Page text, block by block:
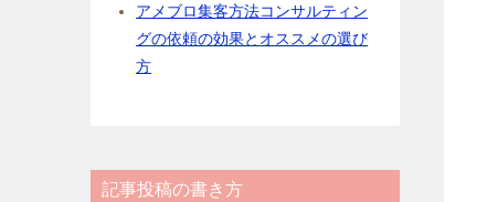
アメブロ集客方法コンサルティン
グの依頼の効果とオススメの選び
方
記事投稿の書き方